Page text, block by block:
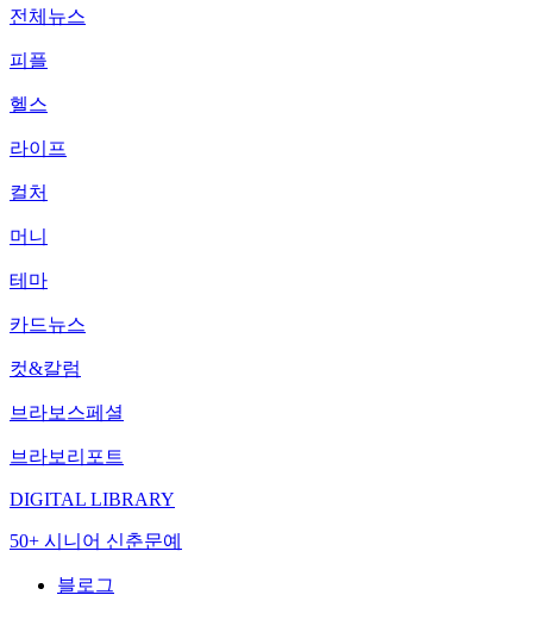
전체뉴스
피플
헬스
라이프
컬처
머니
테마
카드뉴스
컷&칼럼
브라보스페셜
브라보리포트
DIGITAL LIBRARY
50+ 시니어 신춘문예
블로그